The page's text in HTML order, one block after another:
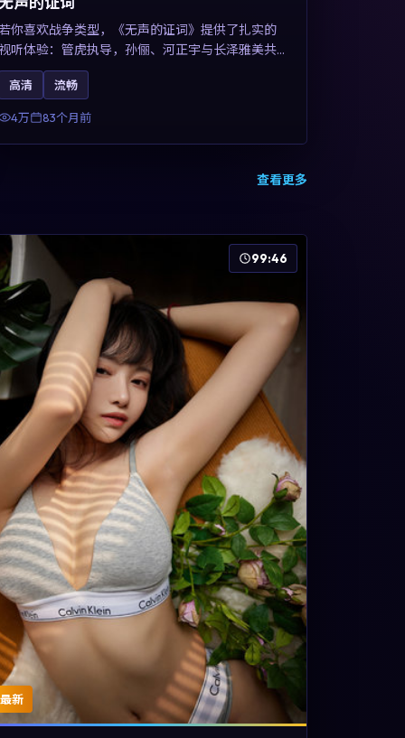
你喜欢战争类型，《无声的证词》提供了扎实的
听体验：管虎执导，孙俪、河正宇与长泽雅美共
演绎。影片2019年于澳大利亚上映，内容在罪案
型框架内探讨制度与个体关系，关键词包含高清
畅、人物关系与情节反转，适合检索「2019战
高清 流畅
4万 83个月前
查看更多
最新
99:46